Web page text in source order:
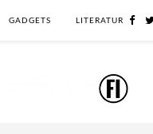
GADGETS LITERATUR